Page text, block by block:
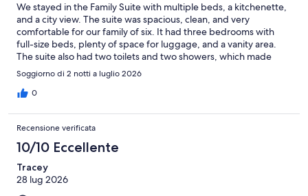
We stayed in the Family Suite with multiple beds, a kitchenette,
and a city view. The suite was spacious, clean, and very
comfortable for our family of six. It had three bedrooms with
full-size beds, plenty of space for luggage, and a vanity area.
The suite also had two toilets and two showers, which made
getting ready much easier for our large family. Although we did
not use the kitchenette, it appeared well equipped for
preparing or reheating a simple meal. A washing machine and
the corner from a beautiful dragon temple and is close to a
ramen restaurant and a 7-Eleven. However, it is not within
convenient walking distance of Dotonbori, so we had to take an
Uber to get there. Overall, it was a clean, spacious, and practical
accommodation for a family of six.
Soggiorno di 2 notti a luglio 2026
0
Recensione verificata
10/10 Eccellente
Tracey
28 lug 2026